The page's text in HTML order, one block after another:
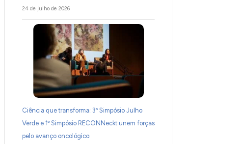
24 de julho de 2026
Ciência que transforma: 3º Simpósio Julho
Verde e 1º Simpósio RECONNeckt unem forças
pelo avanço oncológico